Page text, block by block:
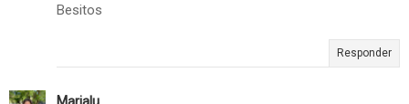
Besitos
Responder